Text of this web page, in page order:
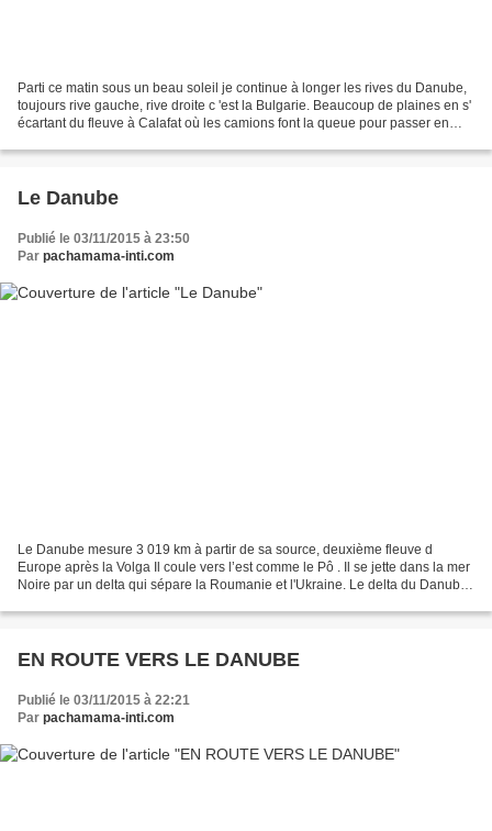
Parti ce matin sous un beau soleil je continue à longer les rives du Danube,
toujours rive gauche, rive droite c 'est la Bulgarie. Beaucoup de plaines en s'
écartant du fleuve à Calafat où les camions font la queue pour passer en
Le Danube
Publié le 03/11/2015 à 23:50
Par pachamama-inti.com
Le Danube mesure 3 019 km à partir de sa source, deuxième fleuve d
Europe après la Volga Il coule vers l’est comme le Pô . Il se jette dans la mer
Noire par un delta qui sépare la Roumanie et l'Ukraine. Le delta du Danube
EN ROUTE VERS LE DANUBE
Publié le 03/11/2015 à 22:21
Par pachamama-inti.com